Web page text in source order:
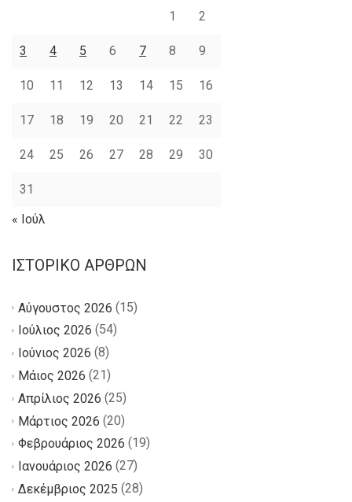
1 2
3 4 5 6 7 8 9
10 11 12 13 14 15 16
17 18 19 20 21 22 23
24 25 26 27 28 29 30
31
« Ιούλ
ΙΣΤΟΡΙΚΌ ΆΡΘΡΩΝ
Αύγουστος 2026 (15)
Ιούλιος 2026 (54)
Ιούνιος 2026 (8)
Μάιος 2026 (21)
Απρίλιος 2026 (25)
Μάρτιος 2026 (20)
Φεβρουάριος 2026 (19)
Ιανουάριος 2026 (27)
Δεκέμβριος 2025 (28)